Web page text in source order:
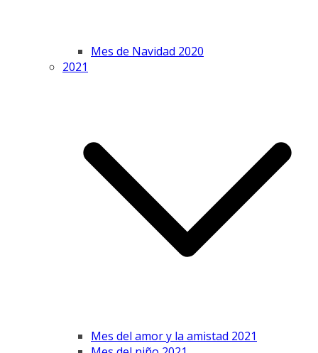
Mes de Navidad 2020
2021
Mes del amor y la amistad 2021